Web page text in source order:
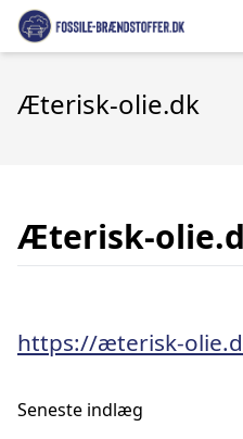
Æterisk-olie.dk
Æterisk-
https://æterisk-
Seneste indlæg